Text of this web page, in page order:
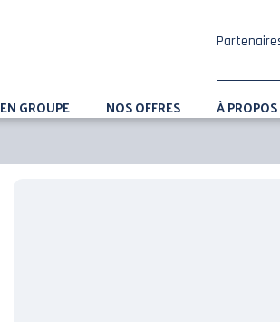
EN GROUPE NOS OFFRES À